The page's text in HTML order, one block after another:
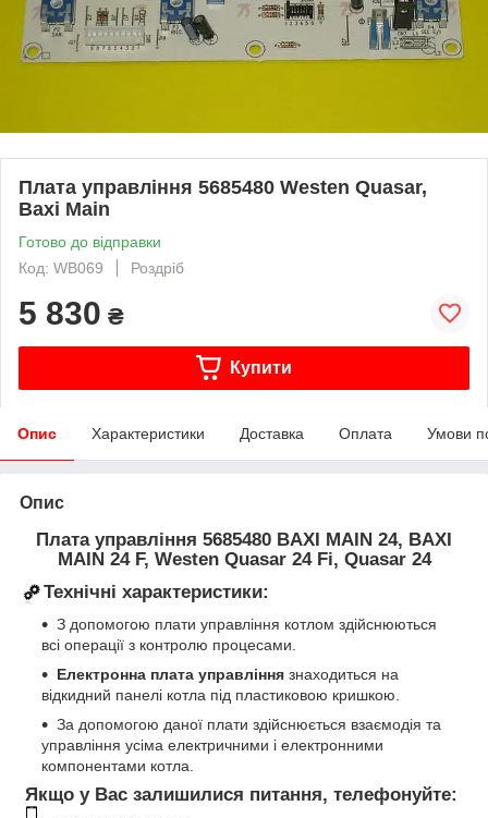
Плата управління 5685480 Westen Quasar,
Baxi Main
Готово до відправки
Код: WB069
Роздріб
5 830 ₴
Купити
Опис Характеристики Доставка Оплата Умови
Опис
Плата управління 5685480 BAXI MAIN 24, BAXI
MAIN 24 F, Westen Quasar 24 Fi, Quasar 24
Технічні характеристики:
З допомогою плати управління котлом здійснюються
всі операції з контролю процесами.
Електронна плата управління знаходиться на
відкидний панелі котла під пластиковою кришкою.
За допомогою даної плати здійснюється взаємодія та
управління усіма електричними і електронними
компонентами котла.
Якщо у Вас залишилися питання, телефонуйте: